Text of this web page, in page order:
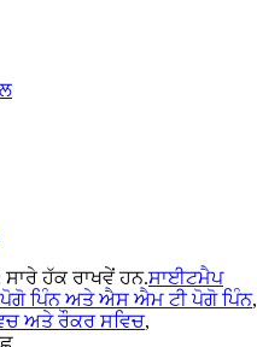
ਸਾਰੇ ਹੱਕ ਰਾਖਵੇਂ ਹਨ.ਸਾਈਟਮੈਪ
ਪਿੰਨ ਅਤੇ ਐਸ ਐਮ ਟੀ ਪੋਗੋ ਪਿੰਨ,
ਅਤੇ ਰੌਕਰ ਸਵਿਚ,